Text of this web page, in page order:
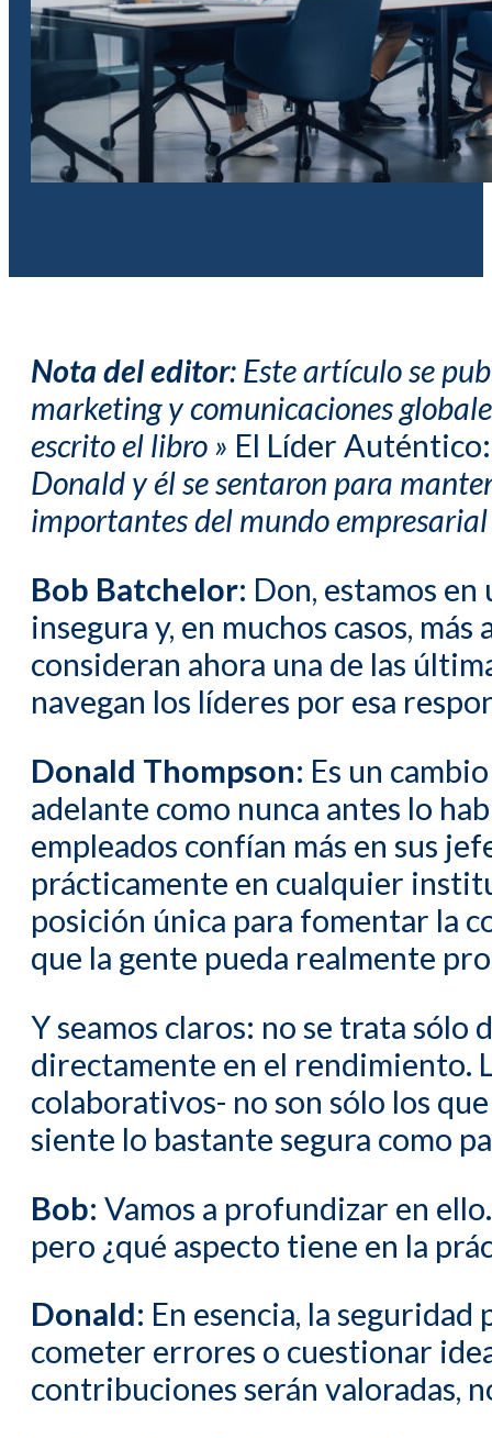
Nota del editor: Este artículo se
marketing y comunicaciones
escrito el libro » El Líder
Donald y él se sentaron para
importantes del mundo
Bob Batchelor: Don, estamos
insegura y, en muchos casos,
consideran ahora una de las
navegan los líderes por esa
Donald Thompson: Es un
adelante como nunca antes lo
empleados confían más en sus
prácticamente en cualquier
posición única para fomentar la
que la gente pueda realmente
Y seamos claros: no se trata
directamente en el rendimiento.
colaborativos- no son sólo los
siente lo bastante segura como
Bob: Vamos a profundizar en
pero ¿qué aspecto tiene en la
Donald: En esencia, la
cometer errores o cuestionar
contribuciones serán valoradas,